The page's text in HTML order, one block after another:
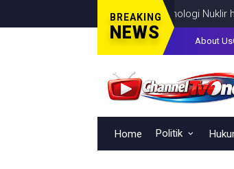
BREAKING
NEWS
Fokus Kembangkan Teknologi Nuklir hingga AI
About Us
Home Politik